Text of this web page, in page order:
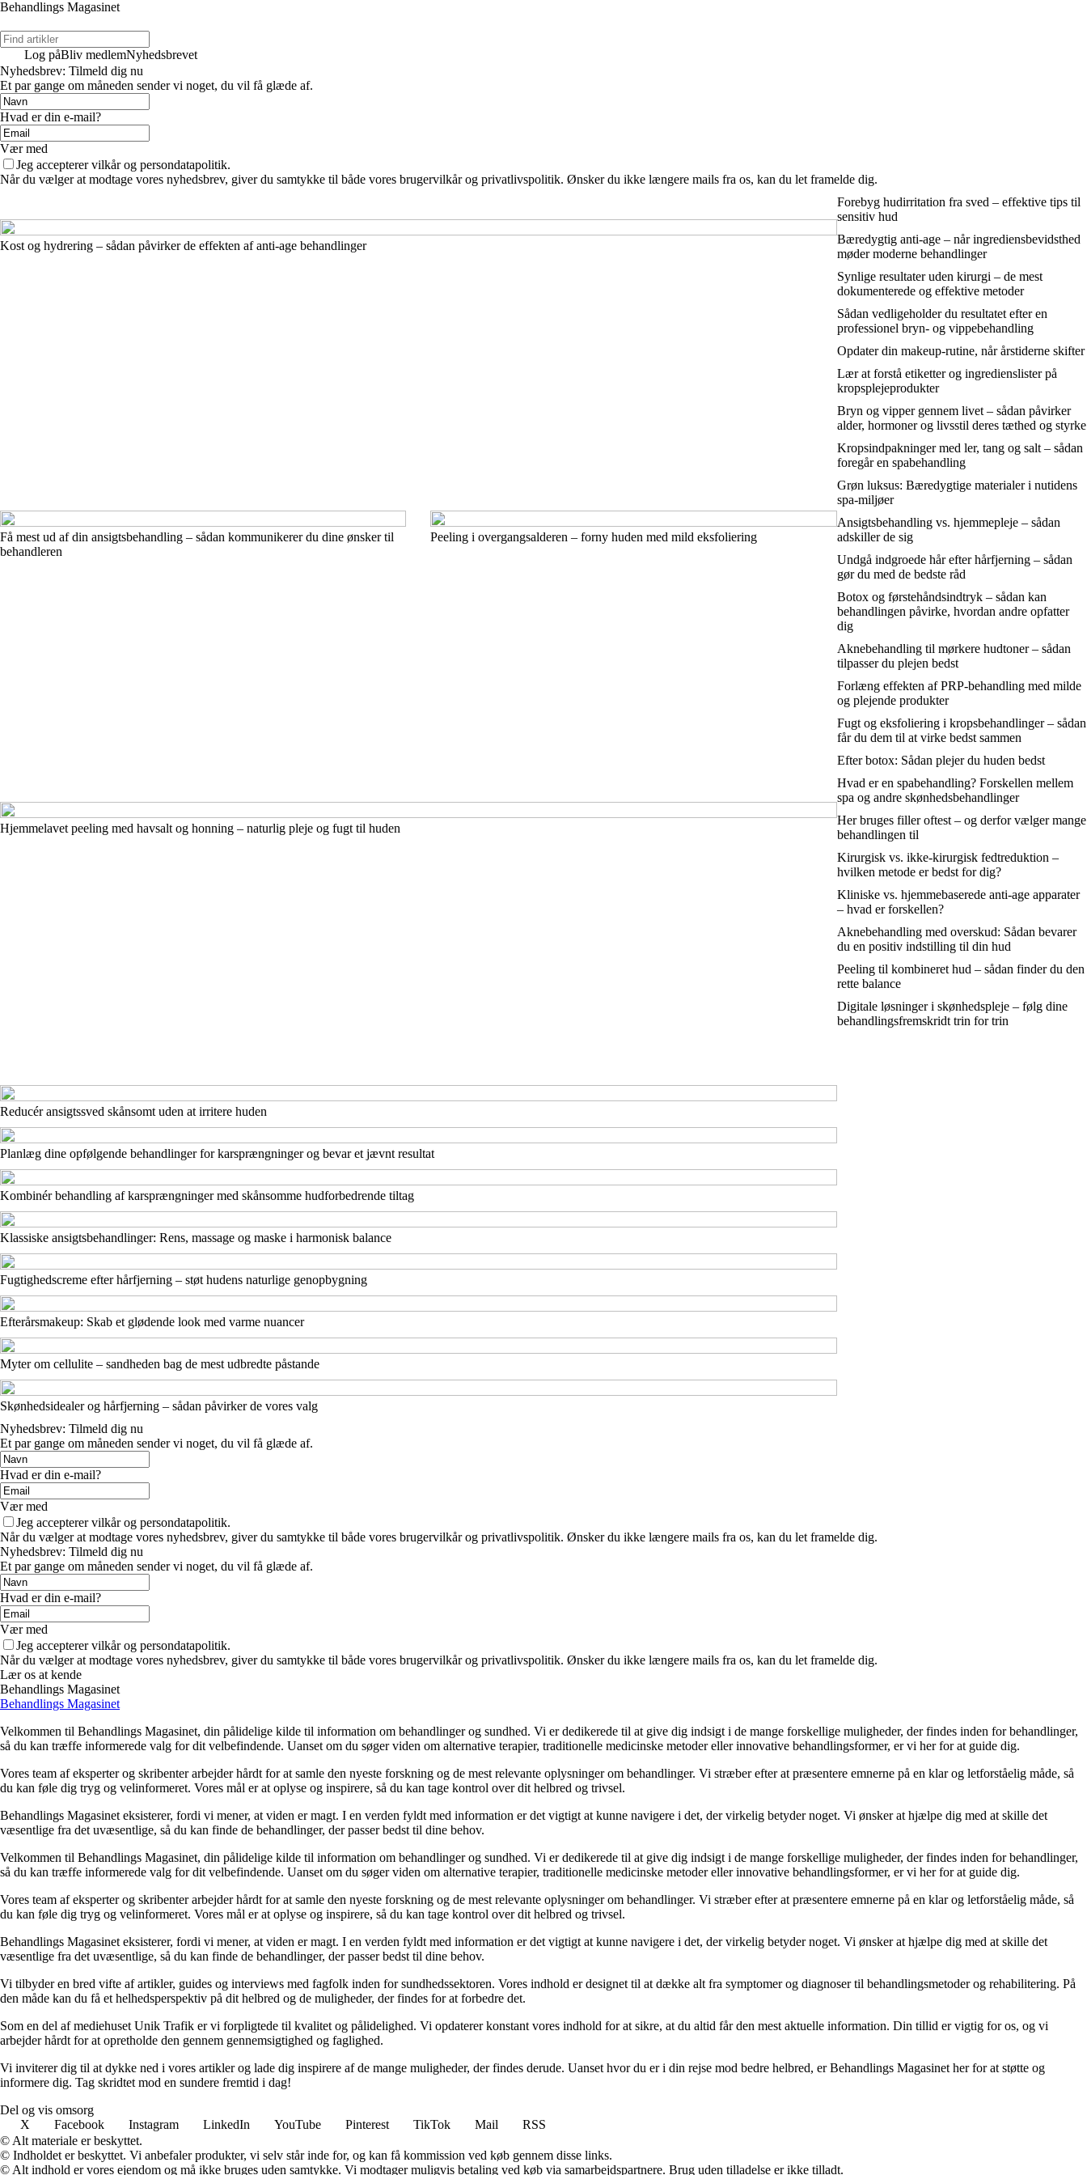
Behandlings Magasinet
Log påBliv medlemNyhedsbrevet
Nyhedsbrev: Tilmeld dig nu
Et par gange om måneden sender vi noget, du vil få glæde af.
Hvad er din e-mail?
Vær med
Jeg accepterer vilkår og persondatapolitik.
Når du vælger at modtage vores nyhedsbrev, giver du samtykke til både vores brugervilkår og privatlivspolitik. Ønsker du ikke længere mails fra os, kan du let framelde dig.
Kost og hydrering – sådan påvirker de effekten af anti-age behandlinger
Få mest ud af din ansigtsbehandling – sådan kommunikerer du dine ønsker til
behandleren
Peeling i overgangsalderen – forny huden med mild eksfoliering
Hjemmelavet peeling med havsalt og honning – naturlig pleje og fugt til huden
Reducér ansigtssved skånsomt uden at irritere huden
Planlæg dine opfølgende behandlinger for karsprængninger og bevar et jævnt resultat
Kombinér behandling af karsprængninger med skånsomme hudforbedrende tiltag
Klassiske ansigtsbehandlinger: Rens, massage og maske i harmonisk balance
Fugtighedscreme efter hårfjerning – støt hudens naturlige genopbygning
Efterårsmakeup: Skab et glødende look med varme nuancer
Myter om cellulite – sandheden bag de mest udbredte påstande
Skønhedsidealer og hårfjerning – sådan påvirker de vores valg
Forebyg hudirritation fra sved – effektive tips til
sensitiv hud
Bæredygtig anti-age – når ingrediensbevidsthed
møder moderne behandlinger
Synlige resultater uden kirurgi – de mest
dokumenterede og effektive metoder
Sådan vedligeholder du resultatet efter en
professionel bryn- og vippebehandling
Opdater din makeup-rutine, når årstiderne skifter
Lær at forstå etiketter og ingredienslister på
kropsplejeprodukter
Bryn og vipper gennem livet – sådan påvirker
alder, hormoner og livsstil deres tæthed og styrke
Kropsindpakninger med ler, tang og salt – sådan
foregår en spabehandling
Grøn luksus: Bæredygtige materialer i nutidens
spa-miljøer
Ansigtsbehandling vs. hjemmepleje – sådan
adskiller de sig
Undgå indgroede hår efter hårfjerning – sådan
gør du med de bedste råd
Botox og førstehåndsindtryk – sådan kan
behandlingen påvirke, hvordan andre opfatter
dig
Aknebehandling til mørkere hudtoner – sådan
tilpasser du plejen bedst
Forlæng effekten af PRP-behandling med milde
og plejende produkter
Fugt og eksfoliering i kropsbehandlinger – sådan
får du dem til at virke bedst sammen
Efter botox: Sådan plejer du huden bedst
Hvad er en spabehandling? Forskellen mellem
spa og andre skønhedsbehandlinger
Her bruges filler oftest – og derfor vælger mange
behandlingen til
Kirurgisk vs. ikke-kirurgisk fedtreduktion –
hvilken metode er bedst for dig?
Kliniske vs. hjemmebaserede anti-age apparater
– hvad er forskellen?
Aknebehandling med overskud: Sådan bevarer
du en positiv indstilling til din hud
Peeling til kombineret hud – sådan finder du den
rette balance
Digitale løsninger i skønhedspleje – følg dine
behandlingsfremskridt trin for trin
Nyhedsbrev: Tilmeld dig nu
Et par gange om måneden sender vi noget, du vil få glæde af.
Hvad er din e-mail?
Vær med
Jeg accepterer vilkår og persondatapolitik.
Når du vælger at modtage vores nyhedsbrev, giver du samtykke til både vores brugervilkår og privatlivspolitik. Ønsker du ikke længere mails fra os, kan du let framelde dig.
Nyhedsbrev: Tilmeld dig nu
Et par gange om måneden sender vi noget, du vil få glæde af.
Hvad er din e-mail?
Vær med
Jeg accepterer vilkår og persondatapolitik.
Når du vælger at modtage vores nyhedsbrev, giver du samtykke til både vores brugervilkår og privatlivspolitik. Ønsker du ikke længere mails fra os, kan du let framelde dig.
Lær os at kende
Behandlings Magasinet
Behandlings Magasinet
Velkommen til Behandlings Magasinet, din pålidelige kilde til information om behandlinger og sundhed. Vi er dedikerede til at give dig indsigt i de mange forskellige muligheder, der findes inden for behandlinger,
så du kan træffe informerede valg for dit velbefindende. Uanset om du søger viden om alternative terapier, traditionelle medicinske metoder eller innovative behandlingsformer, er vi her for at guide dig.
Vores team af eksperter og skribenter arbejder hårdt for at samle den nyeste forskning og de mest relevante oplysninger om behandlinger. Vi stræber efter at præsentere emnerne på en klar og letforståelig måde, så
du kan føle dig tryg og velinformeret. Vores mål er at oplyse og inspirere, så du kan tage kontrol over dit helbred og trivsel.
Behandlings Magasinet eksisterer, fordi vi mener, at viden er magt. I en verden fyldt med information er det vigtigt at kunne navigere i det, der virkelig betyder noget. Vi ønsker at hjælpe dig med at skille det
væsentlige fra det uvæsentlige, så du kan finde de behandlinger, der passer bedst til dine behov.
Velkommen til Behandlings Magasinet, din pålidelige kilde til information om behandlinger og sundhed. Vi er dedikerede til at give dig indsigt i de mange forskellige muligheder, der findes inden for behandlinger,
så du kan træffe informerede valg for dit velbefindende. Uanset om du søger viden om alternative terapier, traditionelle medicinske metoder eller innovative behandlingsformer, er vi her for at guide dig.
Vores team af eksperter og skribenter arbejder hårdt for at samle den nyeste forskning og de mest relevante oplysninger om behandlinger. Vi stræber efter at præsentere emnerne på en klar og letforståelig måde, så
du kan føle dig tryg og velinformeret. Vores mål er at oplyse og inspirere, så du kan tage kontrol over dit helbred og trivsel.
Behandlings Magasinet eksisterer, fordi vi mener, at viden er magt. I en verden fyldt med information er det vigtigt at kunne navigere i det, der virkelig betyder noget. Vi ønsker at hjælpe dig med at skille det
væsentlige fra det uvæsentlige, så du kan finde de behandlinger, der passer bedst til dine behov.
Vi tilbyder en bred vifte af artikler, guides og interviews med fagfolk inden for sundhedssektoren. Vores indhold er designet til at dække alt fra symptomer og diagnoser til behandlingsmetoder og rehabilitering. På
den måde kan du få et helhedsperspektiv på dit helbred og de muligheder, der findes for at forbedre det.
Som en del af mediehuset Unik Trafik er vi forpligtede til kvalitet og pålidelighed. Vi opdaterer konstant vores indhold for at sikre, at du altid får den mest aktuelle information. Din tillid er vigtig for os, og vi
arbejder hårdt for at opretholde den gennem gennemsigtighed og faglighed.
Vi inviterer dig til at dykke ned i vores artikler og lade dig inspirere af de mange muligheder, der findes derude. Uanset hvor du er i din rejse mod bedre helbred, er Behandlings Magasinet her for at støtte og
informere dig. Tag skridtet mod en sundere fremtid i dag!
Del og vis omsorg
X
Facebook Instagram LinkedIn YouTube Pinterest TikTok Mail
RSS
© Alt materiale er beskyttet.
© Indholdet er beskyttet. Vi anbefaler produkter, vi selv står inde for, og kan få kommission ved køb gennem disse links.
© Alt indhold er vores ejendom og må ikke bruges uden samtykke. Vi modtager muligvis betaling ved køb via samarbejdspartnere. Brug uden tilladelse er ikke tilladt.